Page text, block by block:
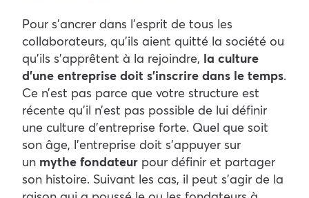
Pour s’ancrer dans l’esprit de tous les
collaborateurs, qu’ils aient quitté la société ou
qu’ils s’apprêtent à la rejoindre, la culture
d’une entreprise doit s’inscrire dans le temps.
Ce n’est pas parce que votre structure est
récente qu’il n’est pas possible de lui définir
une culture d’entreprise forte. Quel que soit
son âge, l’entreprise doit s’appuyer sur
un mythe fondateur pour définir et partager
son histoire. Suivant les cas, il peut s’agir de la